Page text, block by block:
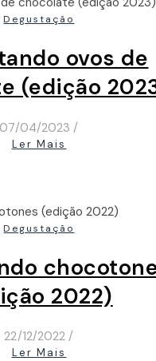
Degustação
ovos de
(edição
07/04/2023 /
Ler Mais
Degustação
2022)
22/12/2022 /
Ler Mais